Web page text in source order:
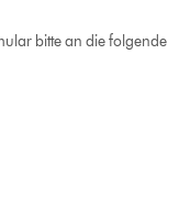
bitte an die folgende